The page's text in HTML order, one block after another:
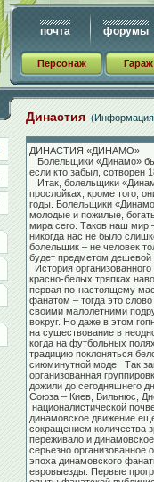
почта форумы
Персонаж Гараж
Династия
ДИНАСТИЯ «ДИНАМО»
Болельщики «Динамо»
если кто забыл, сотворен
Итак, болельщики
прослойках, кроме того,
годы. Болельщики
молодые и пожилые,
мира сего. Таков наш мир
никогда нас не было
болельщик – не человек
будет предметом
История
красно-белых тряпках
первая по-настоящему
фанатом – тогда это
своими малолетними
вокруг. Но даже в этом
на существование в
когда на футбольных
традицию поклоняться
сиюминутной моде. Так
организованная
дожили до сегодняшнего
Союза – Киев, Вильнюс,
националистической
динамовское движение
сокращением количества
переживало и
серьезно
эпоха динамовского
евровыезды. Первые